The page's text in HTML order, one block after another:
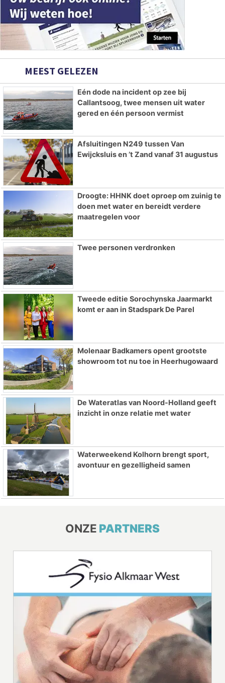
MEEST GELEZEN
Eén dode na incident op zee bij
Callantsoog, twee mensen uit water
gered en één persoon vermist
Afsluitingen N249 tussen Van
Ewijcksluis en ’t Zand vanaf 31 augustus
Droogte: HHNK doet oproep om zuinig te
doen met water en bereidt verdere
maatregelen voor
Twee personen verdronken
Tweede editie Sorochynska Jaarmarkt
komt er aan in Stadspark De Parel
Molenaar Badkamers opent grootste
showroom tot nu toe in Heerhugowaard
De Wateratlas van Noord-Holland geeft
inzicht in onze relatie met water
Waterweekend Kolhorn brengt sport,
avontuur en gezelligheid samen
ONZE PARTNERS